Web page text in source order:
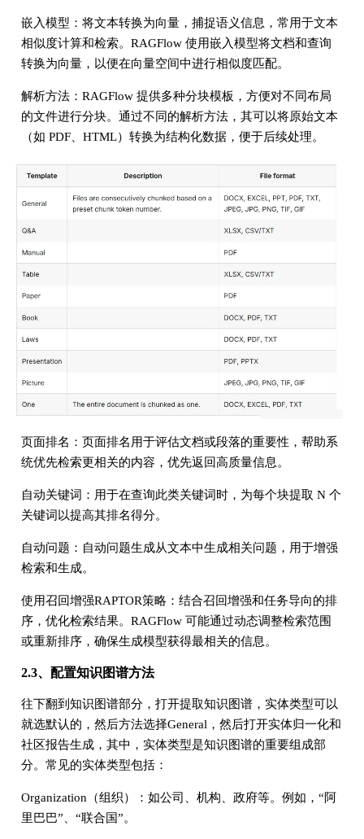
嵌入模型：将文本转换为向量，捕捉语义信息，常用于文本
相似度计算和检索。RAGFlow 使用嵌入模型将文档和查询
转换为向量，以便在向量空间中进行相似度匹配。
解析方法：RAGFlow 提供多种分块模板，方便对不同布局
的文件进行分块。通过不同的解析方法，其可以将原始文本
（如 PDF、HTML）转换为结构化数据，便于后续处理。
页面排名：页面排名用于评估文档或段落的重要性，帮助系
统优先检索更相关的内容，优先返回高质量信息。
自动关键词：用于在查询此类关键词时，为每个块提取 N 个
关键词以提高其排名得分。
自动问题：自动问题生成从文本中生成相关问题，用于增强
检索和生成。
使用召回增强RAPTOR策略：结合召回增强和任务导向的排
序，优化检索结果。RAGFlow 可能通过动态调整检索范围
或重新排序，确保生成模型获得最相关的信息。
2.3、配置知识图谱方法
往下翻到知识图谱部分，打开提取知识图谱，实体类型可以
就选默认的，然后方法选择General，然后打开实体归一化和
社区报告生成，其中，实体类型是知识图谱的重要组成部
分。常见的实体类型包括：
Organization（组织）：如公司、机构、政府等。例如，“阿
里巴巴”、“联合国”。